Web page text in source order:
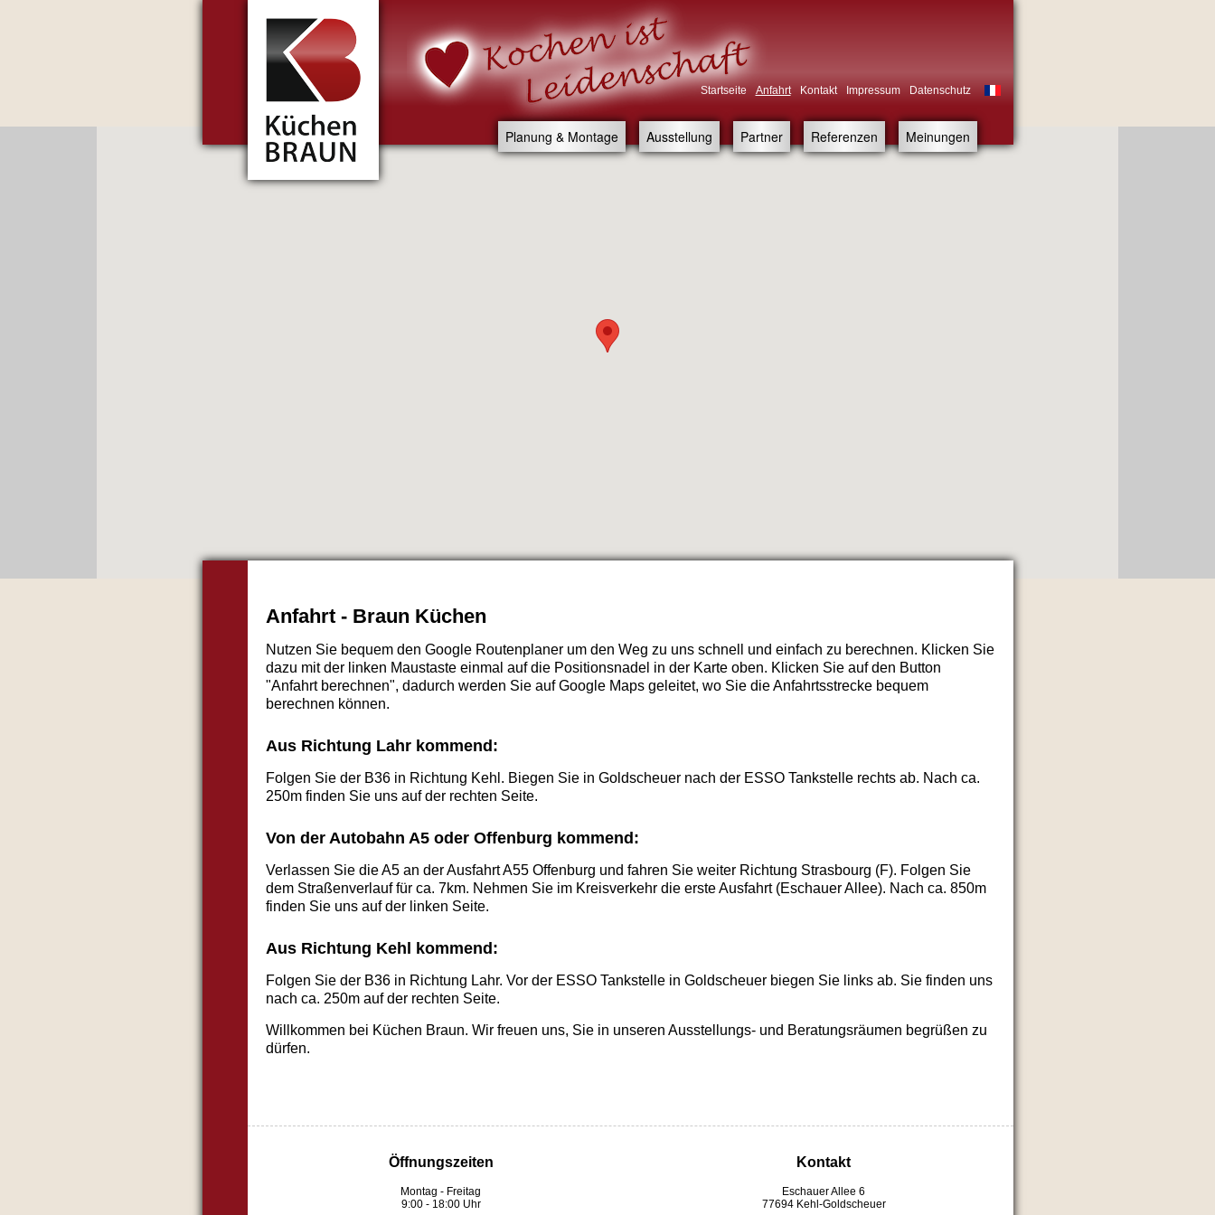
Startseite Anfahrt Kontakt Impressum Datenschutz
Planung & Montage Ausstellung Partner Referenzen Meinungen
Anfahrt - Braun Küchen
Nutzen Sie bequem den Google Routenplaner um den Weg zu uns schnell und einfach zu berechnen. Klicken Sie
dazu mit der linken Maustaste einmal auf die Positionsnadel in der Karte oben. Klicken Sie auf den Button
"Anfahrt berechnen", dadurch werden Sie auf Google Maps geleitet, wo Sie die Anfahrtsstrecke bequem
berechnen können.
Aus Richtung Lahr kommend:
Folgen Sie der B36 in Richtung Kehl. Biegen Sie in Goldscheuer nach der ESSO Tankstelle rechts ab. Nach ca.
250m finden Sie uns auf der rechten Seite.
Von der Autobahn A5 oder Offenburg kommend:
Verlassen Sie die A5 an der Ausfahrt A55 Offenburg und fahren Sie weiter Richtung Strasbourg (F). Folgen Sie
dem Straßenverlauf für ca. 7km. Nehmen Sie im Kreisverkehr die erste Ausfahrt (Eschauer Allee). Nach ca. 850m
finden Sie uns auf der linken Seite.
Aus Richtung Kehl kommend:
Folgen Sie der B36 in Richtung Lahr. Vor der ESSO Tankstelle in Goldscheuer biegen Sie links ab. Sie finden uns
nach ca. 250m auf der rechten Seite.
Willkommen bei Küchen Braun. Wir freuen uns, Sie in unseren Ausstellungs- und Beratungsräumen begrüßen zu
dürfen.
Öffnungszeiten
Montag - Freitag
9:00 - 18:00 Uhr
Kontakt
Eschauer Allee 6
77694 Kehl-Goldscheuer